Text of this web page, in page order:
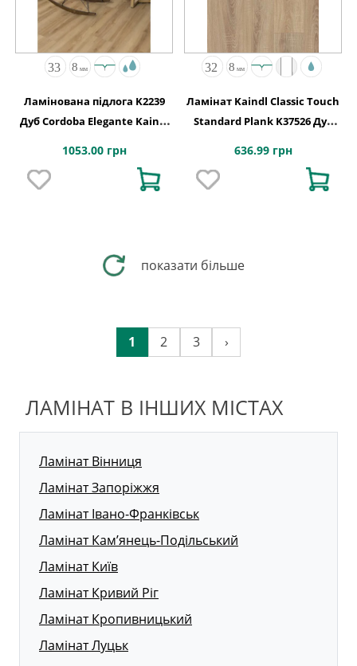
Ламінована підлога K2239
Дуб Cordoba Elegante Kaindl
1053.00 грн
Ламінат Kaindl Classic Touch
Standard Plank K37526 Дуб
636.99 грн
показати більше
1 2 3 ›
ЛАМІНАТ В ІНШИХ МІСТАХ
Ламінат Вінниця
Ламінат Запоріжжя
Ламінат Івано-Франківськ
Ламінат Кам’янець-Подільський
Ламінат Київ
Ламінат Кривий Ріг
Ламінат Кропивницький
Ламінат Луцьк